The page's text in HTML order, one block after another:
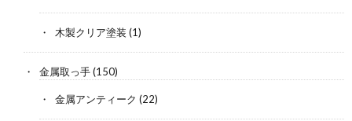
木製クリア塗装 (1)
金属取っ手(150)
金属アンティーク (22)